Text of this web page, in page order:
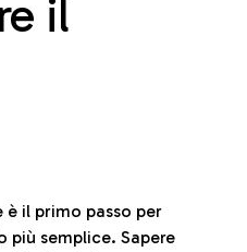
il
è il primo passo per
più semplice. Sapere